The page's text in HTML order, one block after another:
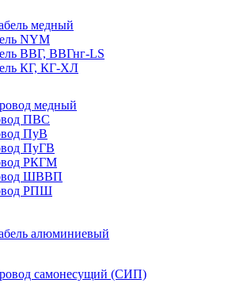
медный
NYM
ВВГ, ВВГнг-LS
КГ, КГ-ХЛ
медный
ПВС
ПуВ
ПуГВ
РКГМ
ШВВП
РПШ
алюминиевый
самонесущий (СИП)